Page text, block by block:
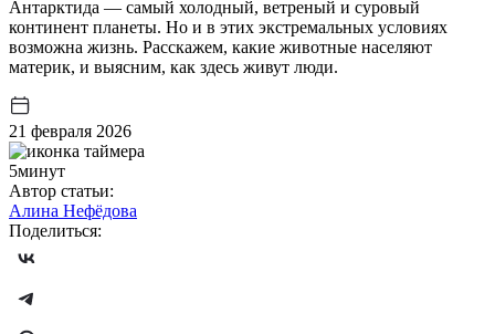
Антарктида — самый холодный, ветреный и суровый
континент планеты. Но и в этих экстремальных условиях
возможна жизнь. Расскажем, какие животные населяют
материк, и выясним, как здесь живут люди.
21 февраля 2026
5минут
Автор статьи:
Алина Нефёдова
Поделиться: